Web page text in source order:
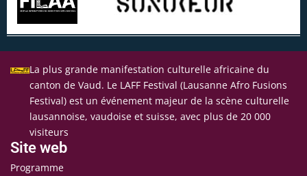
La plus grande manifestation culturelle africaine du
canton de Vaud. Le LAFF Festival (Lausanne Afro Fusions
Festival) est un événement majeur de la scène culturelle
lausannoise, vaudoise et suisse, avec plus de 20 000
visiteurs
Site web
Programme